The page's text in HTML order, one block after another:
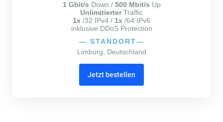
1 Gbit/s Down / 500 Mbit/s Up
UnlimitierterTraffic
1x /32 IPv4 / 1x /64 IPv6
inklusive DDoS Protection
— STANDORT—
Limburg, Deutschland
Jetzt bestellen